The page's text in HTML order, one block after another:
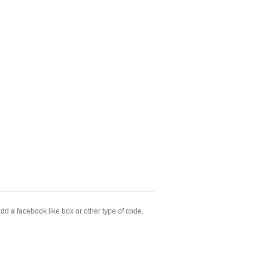
a facebook like box or other type of code.